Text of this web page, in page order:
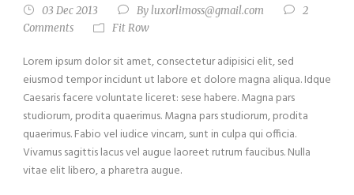
03 Dec 2013 Byluxorlimoss@gmail.com
2
Comments
Fit Row
Lorem ipsum dolor sit amet, consectetur adipisici elit, sed
eiusmod tempor incidunt ut labore et dolore magna aliqua. Idque
Caesaris facere voluntate liceret: sese habere. Magna pars
studiorum, prodita quaerimus. Magna pars studiorum, prodita
quaerimus. Fabio vel iudice vincam, sunt in culpa qui officia.
Vivamus sagittis lacus vel augue laoreet rutrum faucibus. Nulla
vitae elit libero, a pharetra augue.